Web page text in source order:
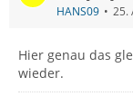
HANS09 25.
Hier genau das
wieder.